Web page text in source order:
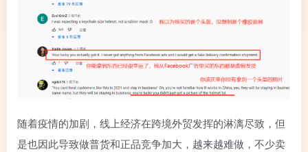
随着疫情的加剧，线上经济在跨境外贸发挥的淋漓尽致，但
是也因此导致做普货和正品竞争加大，越来越难做，不少卖